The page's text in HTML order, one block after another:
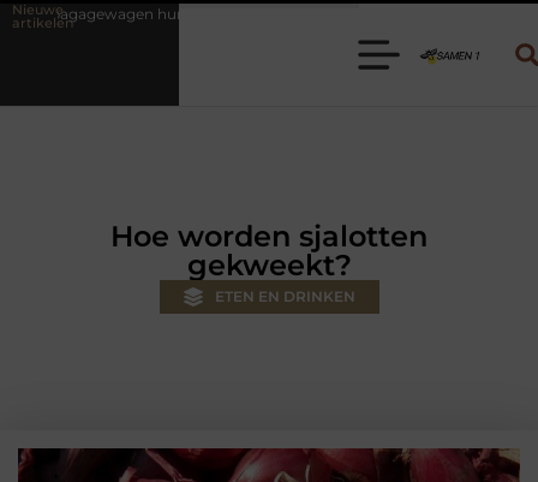
Nieuwe
artikelenKies de juiste aanhanger voor jouw klus
Hoe worden sjalotten
gekweekt?
ETEN EN DRINKEN